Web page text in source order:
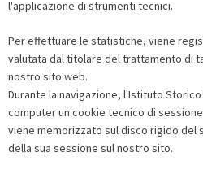
l'applicazione di strumenti tecnici.
Per effettuare le statistiche, viene
valutata dal titolare del trattamento di
nostro sito web.
Durante la navigazione, l'Istituto
computer un cookie tecnico di
viene memorizzato sul disco rigido del
della sua sessione sul nostro sito.